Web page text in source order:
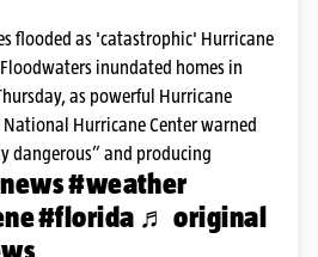
flooded as 'catastrophic' Hurricane
inundated homes in
as powerful Hurricane
Hurricane Center warned
dangerous” and producing
#weather
#florida ♬ original